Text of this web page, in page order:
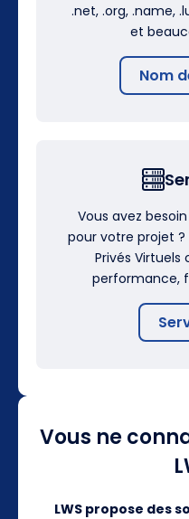
.net, .org, .name,
et
Nom
Vous avez
pour votre projet ?
Privés Virtuels
performance,
Vous ne
LWS propose des